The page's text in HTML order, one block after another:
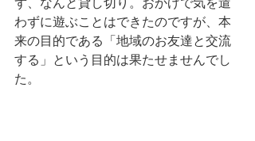
ず、なんと貸し切り。おかげで気を遣
わずに遊ぶことはできたのですが、本
来の目的である「地域のお友達と交流
する」という目的は果たせませんでし
た。